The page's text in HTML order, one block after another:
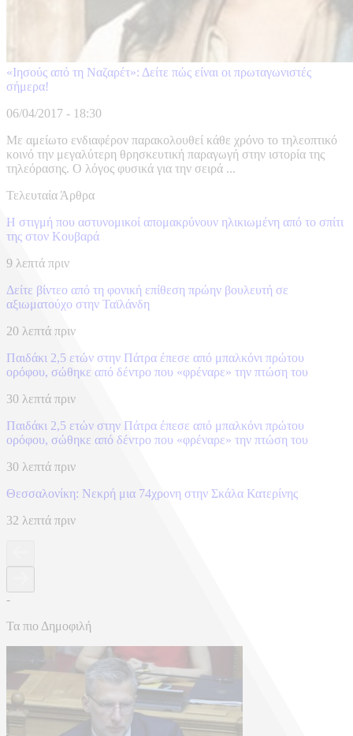
«Ιησούς από τη Ναζαρέτ»: Δείτε πώς είναι οι πρωταγωνιστές
σήμερα!
06/04/2017 - 18:30
Με αμείωτο ενδιαφέρον παρακολουθεί κάθε χρόνο το τηλεοπτικό
κοινό την μεγαλύτερη θρησκευτική παραγωγή στην ιστορία της
τηλεόρασης. Ο λόγος φυσικά για την σειρά ...
Τελευταία Άρθρα
Η στιγμή που αστυνομικοί απομακρύνουν ηλικιωμένη από το σπίτι
της στον Κουβαρά
9 λεπτά πριν
Δείτε βίντεο από τη φονική επίθεση πρώην βουλευτή σε
αξιωματούχο στην Ταϊλάνδη
20 λεπτά πριν
Παιδάκι 2,5 ετών στην Πάτρα έπεσε από μπαλκόνι πρώτου
ορόφου, σώθηκε από δέντρο που «φρέναρε» την πτώση του
30 λεπτά πριν
Παιδάκι 2,5 ετών στην Πάτρα έπεσε από μπαλκόνι πρώτου
ορόφου, σώθηκε από δέντρο που «φρέναρε» την πτώση του
30 λεπτά πριν
Θεσσαλονίκη: Νεκρή μια 74χρονη στην Σκάλα Κατερίνης
32 λεπτά πριν
-
Τα πιο Δημοφιλή